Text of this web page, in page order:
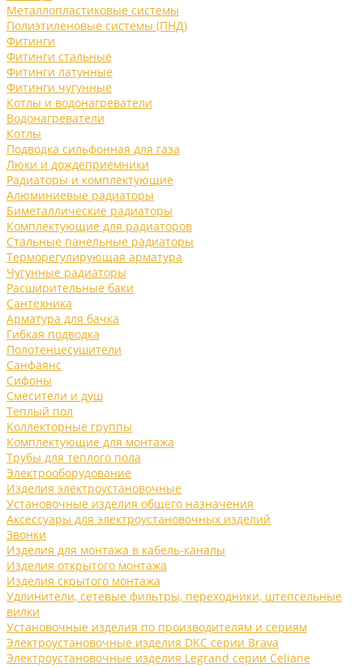
Металлопластиковые системы
Полиэтиленовые системы (ПНД)
Фитинги
Фитинги стальные
Фитинги латунные
Фитинги чугунные
Котлы и водонагреватели
Водонагреватели
Котлы
Подводка сильфонная для газа
Люки и дождеприемники
Радиаторы и комплектующие
Алюминиевые радиаторы
Биметаллические радиаторы
Комплектующие для радиаторов
Стальные панельные радиаторы
Терморегулирующая арматура
Чугунные радиаторы
Расширительные баки
Сантехника
Арматура для бачка
Гибкая подводка
Полотенцесушители
Санфаянс
Сифоны
Смесители и душ
Теплый пол
Коллекторные группы
Комплектующие для монтажа
Трубы для теплого пола
Электрооборудование
Изделия электроустановочные
Установочные изделия общего назначения
Аксессуары для электроустановочных изделий
Звонки
Изделия для монтажа в кабель-каналы
Изделия открытого монтажа
Изделия скрытого монтажа
Удлинители, сетевые фильтры, переходники, штепсельные
вилки
Установочные изделия по производителям и сериям
Электроустановочные изделия DKC серии Brava
Электроустановочные изделия Legrand серии Celiane